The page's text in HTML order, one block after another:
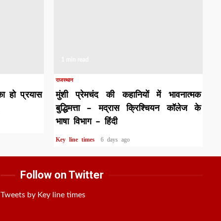
हो प्रयास
राजस्थान
मुंशी प्रेमचंद की कहानियों में भावनात्मक
बुद्धिमत्ता – मद्रास क्रिश्चियन कॉलेज के
भाषा विभाग – हिंदी
Key line times 6 days ago
Follow on Twitter
Tweets by Key line times